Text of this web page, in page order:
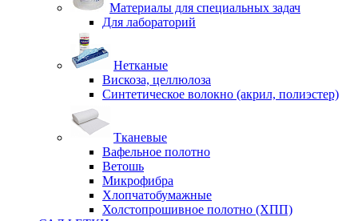
Материалы для специальных задач
Для лабораторий
Нетканые
Вискоза, целлюлоза
Синтетическое волокно (акрил, полиэстер)
Тканевые
Вафельное полотно
Ветошь
Микрофибра
Хлопчатобумажные
Холстопрошивное полотно (ХПП)